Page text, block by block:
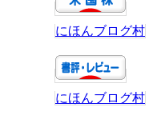
にほんブログ村
にほんブログ村